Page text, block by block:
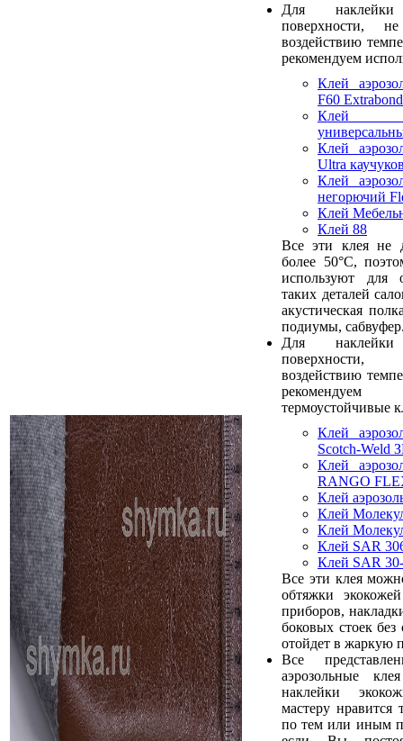
Для
поверхности,
воздействию
рекомендуем
Клей
F60 Extrabond
Клей
Клей
Ultra
Клей
негорючий
Клей
Клей 88
Все эти клея не
более 50°С,
используют для
таких деталей
акустическая
подиумы,
Для
поверхности,
воздействию
рекомендуем
термоустойчивые
Клей
Scotch-Weld
Клей
RANGO
Клей
Клей
Клей
Клей SAR
Клей SAR
Все эти клея
обтяжки
приборов,
боковых стоек
отойдет в жаркую
Все
аэрозольные
наклейки
мастеру
по тем или иным